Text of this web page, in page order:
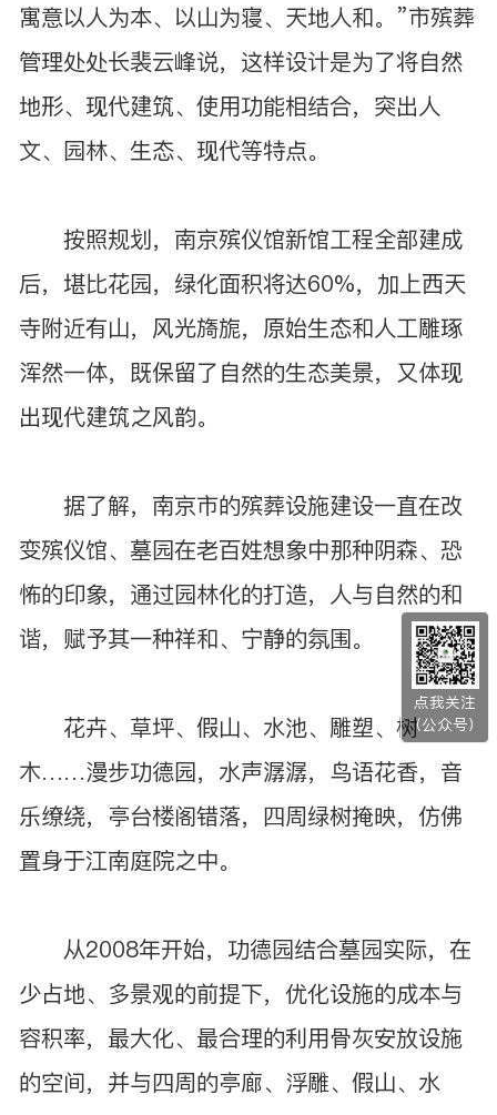
寓意以人为本、以山为寝、天地人和。”市殡葬
管理处处长裴云峰说，这样设计是为了将自然
地形、现代建筑、使用功能相结合，突出人
文、园林、生态、现代等特点。
按照规划，南京殡仪馆新馆工程全部建成
后，堪比花园，绿化面积将达60%，加上西天
寺附近有山，风光旖旎，原始生态和人工雕琢
浑然一体，既保留了自然的生态美景，又体现
出现代建筑之风韵。
据了解，南京市的殡葬设施建设一直在改
变殡仪馆、墓园在老百姓想象中那种阴森、恐
怖的印象，通过园林化的打造，人与自然的和
谐，赋予其一种祥和、宁静的氛围。
花卉、草坪、假山、水池、雕塑、树
木……漫步功德园，水声潺潺，鸟语花香，音
乐缭绕，亭台楼阁错落，四周绿树掩映，仿佛
置身于江南庭院之中。
从2008年开始，功德园结合墓园实际，在
少占地、多景观的前提下，优化设施的成本与
容积率，最大化、最合理的利用骨灰安放设施
的空间，并与四周的亭廊、浮雕、假山、水
点我关注
（公众号）